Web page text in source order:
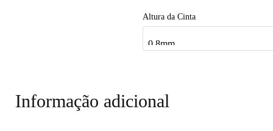
Altura da Cinta
Informação adicional